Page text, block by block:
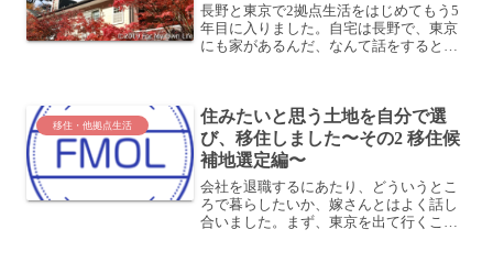
長野と東京で2拠点生活をはじめてもう5
年目に入りました。自宅は長野で、東京
にも家があるんだ、なんて話をすると「2
実際にやっているの...
移住・他拠点生活
住みたいと思う土地を自分で選
び、移住しました〜その2 移住候
補地選定編〜
会社を退職するにあたり、どういうとこ
ろで暮らしたいか、嫁さんとはよく話し
合いました。まず、東京を出て行くこと